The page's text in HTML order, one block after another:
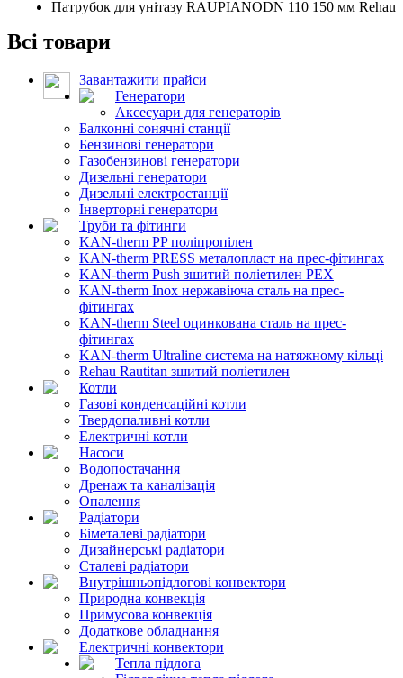
Патрубок для унітазу RAUPIANODN 110 150 мм Rehau
Всі товари
Завантажити прайси
Генератори
Аксесуари для генераторів
Балконні сонячні станції
Бензинові генератори
Газобензинові генератори
Дизельні генератори
Дизельні електростанції
Інверторні генератори
Труби та фітинги
KAN-therm PP поліпропілен
KAN-therm PRESS металопласт на прес-фітингах
KAN-therm Push зшитий поліетилен PEX
KAN-therm Inox нержавіюча сталь на прес-
фітингах
KAN-therm Steel оцинкована сталь на прес-
фітингах
KAN-therm Ultraline система на натяжному кільці
Rehau Rautitan зшитий поліетилен
Котли
Газові конденсаційні котли
Твердопаливні котли
Електричні котли
Насоси
Водопостачання
Дренаж та каналізація
Опалення
Радіатори
Біметалеві радіатори
Дизайнерські радіатори
Сталеві радіатори
Внутрішньопідлогові конвектори
Природна конвекція
Примусова конвекція
Додаткове обладнання
Електричні конвектори
Тепла підлога